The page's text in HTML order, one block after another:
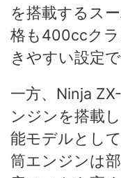
を搭載するス
格も400ccク
きやすい設定で
一方、Ninja
ンジンを搭載
能モデルとし
筒エンジンは